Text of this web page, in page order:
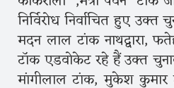
निर्विरोध निर्वाचित हुए उक्त
मदन लाल टांक नाथद्वारा,
टॉक एडवोकेट रहे हैं उक्त
मांगीलाल टांक, मुकेश कुमार